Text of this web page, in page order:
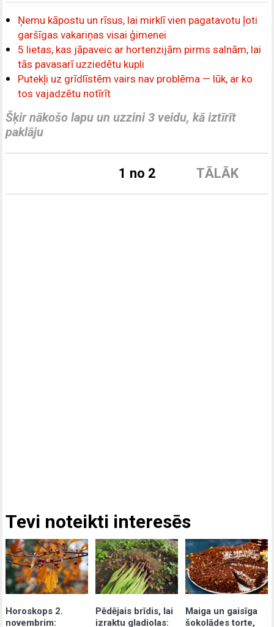
Ņemu kāpostu un rīsus, lai mirklī vien pagatavotu ļoti
garšīgas vakariņas visai ģimenei
5 lietas, kas jāpaveic ar hortenzijām pirms salnām, lai
tās pavasarī uzziedētu kupli
Putekļi uz grīdlīstēm vairs nav problēma — lūk, ar ko
tos vajadzētu notīrīt
Šķir nākošo lapu un uzzini 3 veidu, kā iztīrīt
paklāju
TĀLĀK
1 no 2
Tevi noteikti interesēs
Horoskops 2.
novembrim:
Pēdējais brīdis, lai
izraktu gladiolas:
Maiga un gaisīga
šokolādes torte,